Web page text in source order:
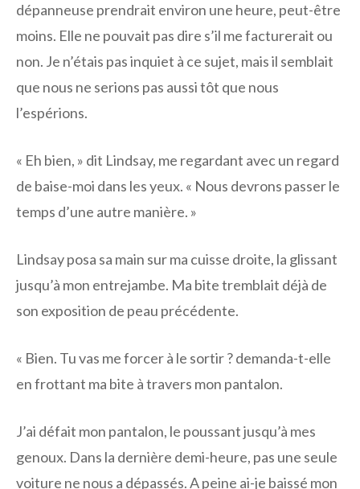
dépanneuse prendrait environ une heure, peut-être
moins. Elle ne pouvait pas dire s’il me facturerait ou
non. Je n’étais pas inquiet à ce sujet, mais il semblait
que nous ne serions pas aussi tôt que nous
l’espérions.
« Eh bien, » dit Lindsay, me regardant avec un regard
de baise-moi dans les yeux. « Nous devrons passer le
temps d’une autre manière. »
Lindsay posa sa main sur ma cuisse droite, la glissant
jusqu’à mon entrejambe. Ma bite tremblait déjà de
son exposition de peau précédente.
« Bien. Tu vas me forcer à le sortir ? demanda-t-elle
en frottant ma bite à travers mon pantalon.
J’ai défait mon pantalon, le poussant jusqu’à mes
genoux. Dans la dernière demi-heure, pas une seule
voiture ne nous a dépassés. A peine ai-je baissé mon